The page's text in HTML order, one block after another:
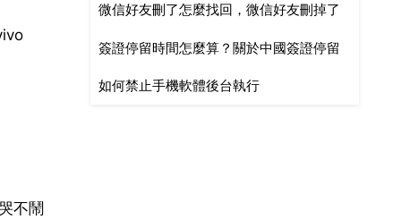
不鬧
要勾芡嗎？
微信好友刪了怎麼找回，微信好友刪掉了
怎麼找回
簽證停留時間怎麼算？關於中國簽證停留
時間的計算方法
如何禁止手機軟體後台執行